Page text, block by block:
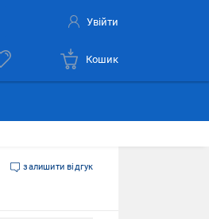
Увійти
Кошик
залишити відгук